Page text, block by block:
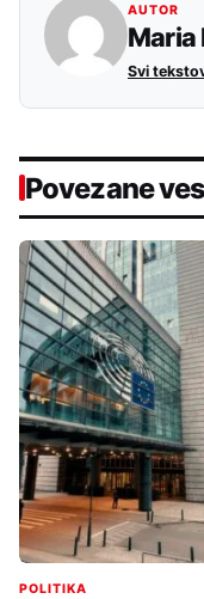
AUTOR
Maria
Svi
Povezane
POLITIKA